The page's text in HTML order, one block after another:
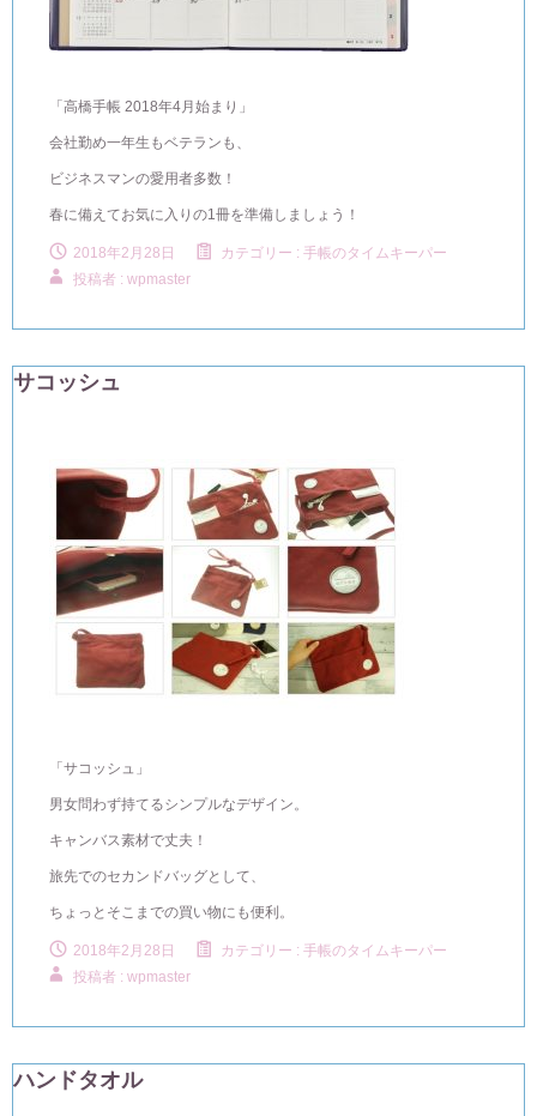
「高橋手帳 2018年4月始まり」
会社勤め一年生もベテランも、
ビジネスマンの愛用者多数！
春に備えてお気に入りの1冊を準備しましょう！
2018年2月28日 カテゴリー : 手帳のタイムキーパー
投稿者 : wpmaster
サコッシュ
「サコッシュ」
男女問わず持てるシンプルなデザイン。
キャンバス素材で丈夫！
旅先でのセカンドバッグとして、
ちょっとそこまでの買い物にも便利。
2018年2月28日 カテゴリー : 手帳のタイムキーパー
投稿者 : wpmaster
ハンドタオル